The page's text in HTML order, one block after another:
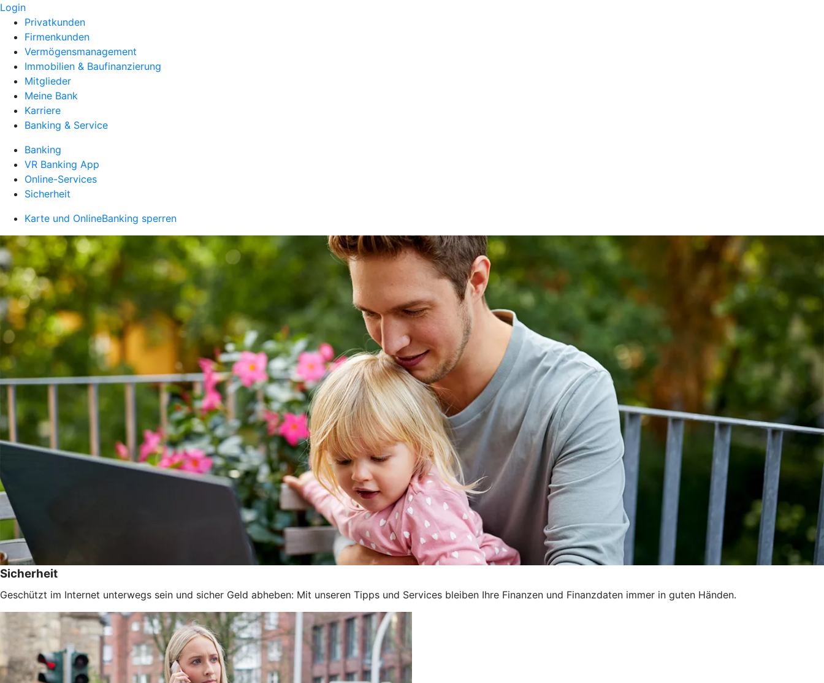
Login
Privatkunden
Firmenkunden
Vermögensmanagement
Immobilien & Baufinanzierung
Mitglieder
Meine Bank
Karriere
Banking & Service
Banking
VR Banking App
Online-Services
Sicherheit
Karte und OnlineBanking sperren
Sicherheit
Geschützt im Internet unterwegs sein und sicher Geld abheben: Mit unseren Tipps und Services bleiben Ihre Finanzen und Finanzdaten immer in guten Händen.